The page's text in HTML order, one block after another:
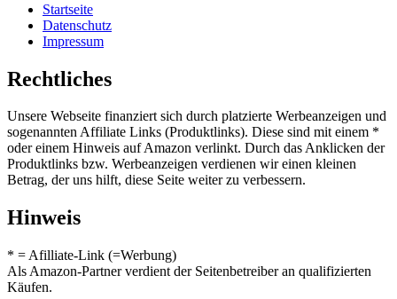
Startseite
Datenschutz
Impressum
Rechtliches
Unsere Webseite finanziert sich durch platzierte Werbeanzeigen und
sogenannten Affiliate Links (Produktlinks). Diese sind mit einem *
oder einem Hinweis auf Amazon verlinkt. Durch das Anklicken der
Produktlinks bzw. Werbeanzeigen verdienen wir einen kleinen
Betrag, der uns hilft, diese Seite weiter zu verbessern.
Hinweis
* = Afilliate-Link (=Werbung)
Als Amazon-Partner verdient der Seitenbetreiber an qualifizierten
Käufen.